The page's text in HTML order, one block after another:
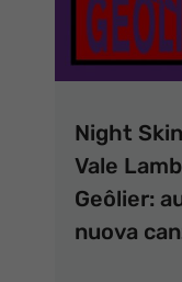
Night
Vale
Geôlier:
nuova